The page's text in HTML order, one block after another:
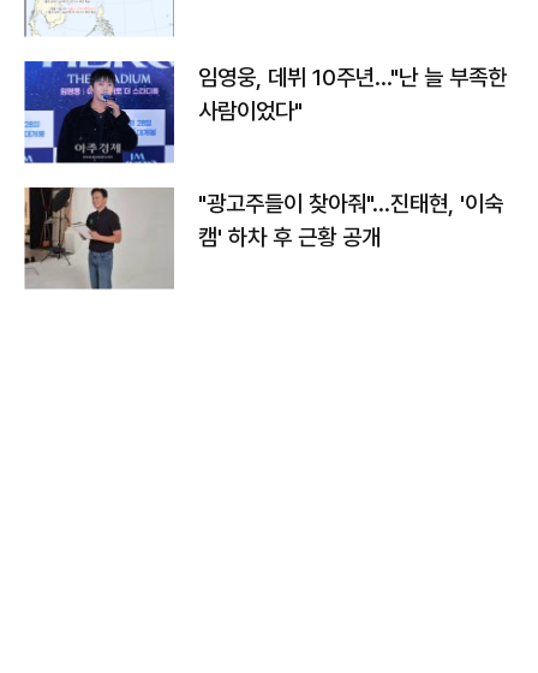
임영웅, 데뷔 10주년…"난 늘 부족한
사람이었다"
"광고주들이 찾아줘"…진태현, '이숙
캠' 하차 후 근황 공개